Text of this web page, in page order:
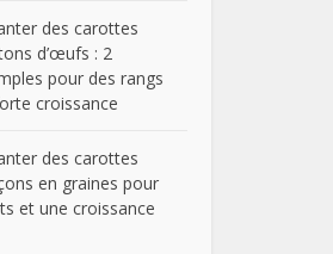
des carottes
d’œufs : 2
pour des rangs
croissance
des carottes
en graines pour
et une croissance